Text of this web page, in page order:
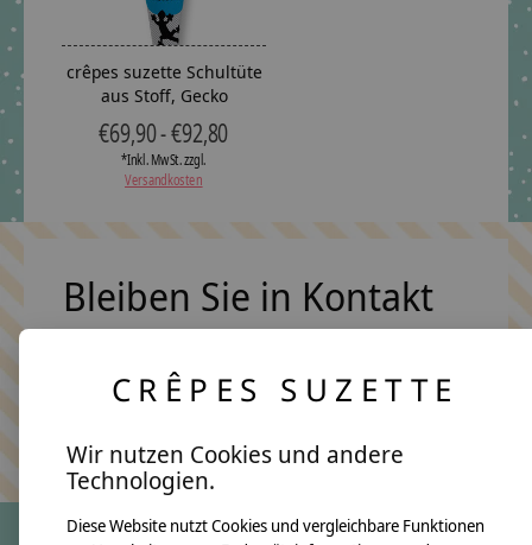
crêpes suzette Schultüte
aus Stoff, Gecko
€69,90 - €92,80
*Inkl. MwSt. zzgl.
Versandkosten
Bleiben Sie in Kontakt
CRÊPES SUZETTE
Wir nutzen Cookies und andere
Technologien.
Diese Website nutzt Cookies und vergleichbare Funktionen